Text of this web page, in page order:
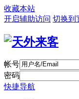
收藏本站
开启辅助访问 切换到
帐号
密码
快捷导航